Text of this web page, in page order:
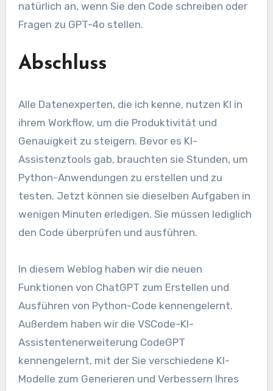
natürlich an, wenn Sie den Code schreiben oder
Fragen zu GPT-4o stellen.
Abschluss
Alle Datenexperten, die ich kenne, nutzen KI in
ihrem Workflow, um die Produktivität und
Genauigkeit zu steigern. Bevor es KI-
Assistenztools gab, brauchten sie Stunden, um
Python-Anwendungen zu erstellen und zu
testen. Jetzt können sie dieselben Aufgaben in
wenigen Minuten erledigen. Sie müssen lediglich
den Code überprüfen und ausführen.
In diesem Weblog haben wir die neuen
Funktionen von ChatGPT zum Erstellen und
Ausführen von Python-Code kennengelernt.
Außerdem haben wir die VSCode-KI-
Assistentenerweiterung CodeGPT
kennengelernt, mit der Sie verschiedene KI-
Modelle zum Generieren und Verbessern Ihres